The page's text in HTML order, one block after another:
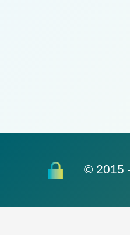
© 2015